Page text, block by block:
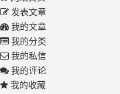
发表文章
我的文章
我的分类
我的私信
我的评论
我的收藏